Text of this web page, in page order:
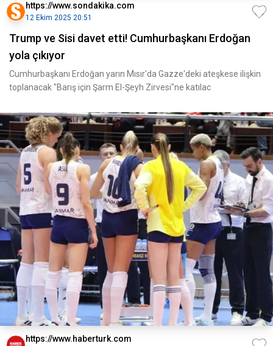
https://www.sondakika.com
12 Ekim 2025 20:51
Trump ve Sisi davet etti! Cumhurbaşkanı Erdoğan
yola çıkıyor
Cumhurbaşkanı Erdoğan yarın Mısır'da Gazze'deki ateşkese ilişkin
toplanacak "Barış için Şarm El-Şeyh Zirvesi"ne katılac
https://www.haberturk.com